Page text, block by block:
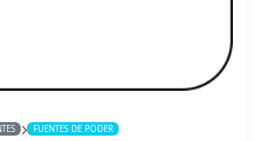
FUENTES DE PODER